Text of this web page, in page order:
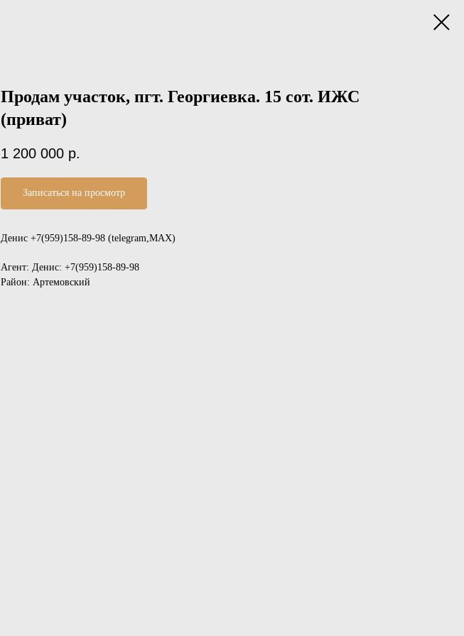
Продам участок, пгт. Георгиевка. 15 сот. ИЖС
(приват)
1 200 000 р.
Записаться на просмотр
Денис +7(959)158-89-98 (telegram,MAX)
Агент: Денис: +7(959)158-89-98
Район: Артемовский